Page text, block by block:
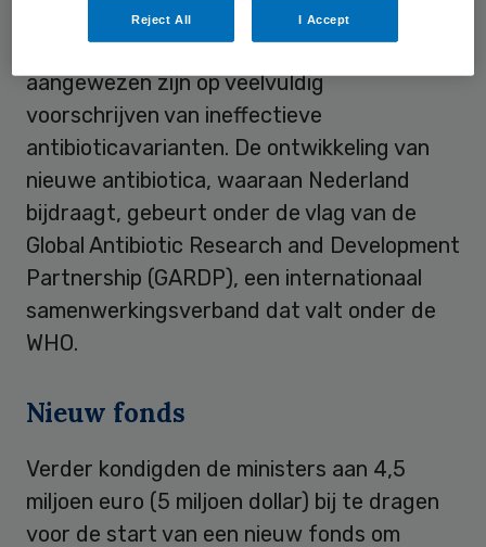
– hoge ontwikkelingskosten, relatief lage
opbrengsten -, waardoor zorgverleners
aangewezen zijn op veelvuldig
voorschrijven van ineffectieve
antibioticavarianten. De ontwikkeling van
nieuwe antibiotica, waaraan Nederland
bijdraagt, gebeurt onder de vlag van de
Global Antibiotic Research and Development
Partnership (GARDP), een internationaal
samenwerkingsverband dat valt onder de
WHO.
Nieuw fonds
Verder kondigden de ministers aan 4,5
miljoen euro (5 miljoen dollar) bij te dragen
voor de start van een nieuw fonds om
Reject All I Accept